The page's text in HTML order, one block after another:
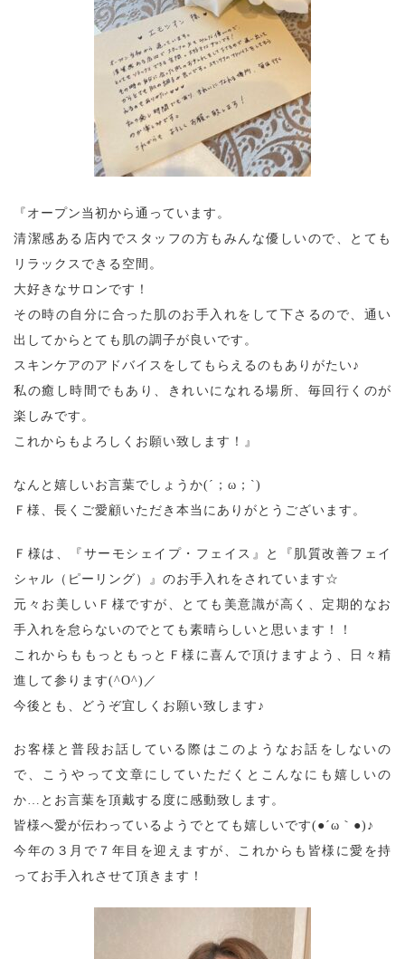
『オープン当初から通っています。
清潔感ある店内でスタッフの方もみんな優しいので、とても
リラックスできる空間。
大好きなサロンです！
その時の自分に合った肌のお手入れをして下さるので、通い
出してからとても肌の調子が良いです。
スキンケアのアドバイスをしてもらえるのもありがたい♪
私の癒し時間でもあり、きれいになれる場所、毎回行くのが
楽しみです。
これからもよろしくお願い致します！』
なんと嬉しいお言葉でしょうか(´；ω；`)
Ｆ様、長くご愛顧いただき本当にありがとうございます。
Ｆ様は、『サーモシェイプ・フェイス』と『肌質改善フェイ
シャル（ピーリング）』のお手入れをされています☆
元々お美しいＦ様ですが、とても美意識が高く、定期的なお
手入れを怠らないのでとても素晴らしいと思います！！
これからももっともっとＦ様に喜んで頂けますよう、日々精
進して参ります(^O^)／
今後とも、どうぞ宜しくお願い致します♪
お客様と普段お話している際はこのようなお話をしないの
で、こうやって文章にしていただくとこんなにも嬉しいの
か…とお言葉を頂戴する度に感動致します。
皆様へ愛が伝わっているようでとても嬉しいです(●´ω｀●)♪
今年の３月で７年目を迎えますが、これからも皆様に愛を持
ってお手入れさせて頂きます！